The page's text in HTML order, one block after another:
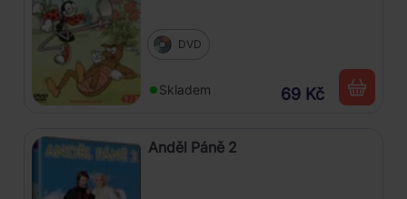
DVD
Skladem 69 Kč
Anděl Páně 2